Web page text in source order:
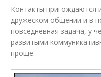
Контакты пригождаются
дружеском общении и в
повседневная задача, у
развитыми
проще.